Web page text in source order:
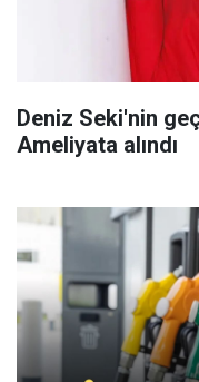
Deniz Seki'nin
Ameliyata alındı